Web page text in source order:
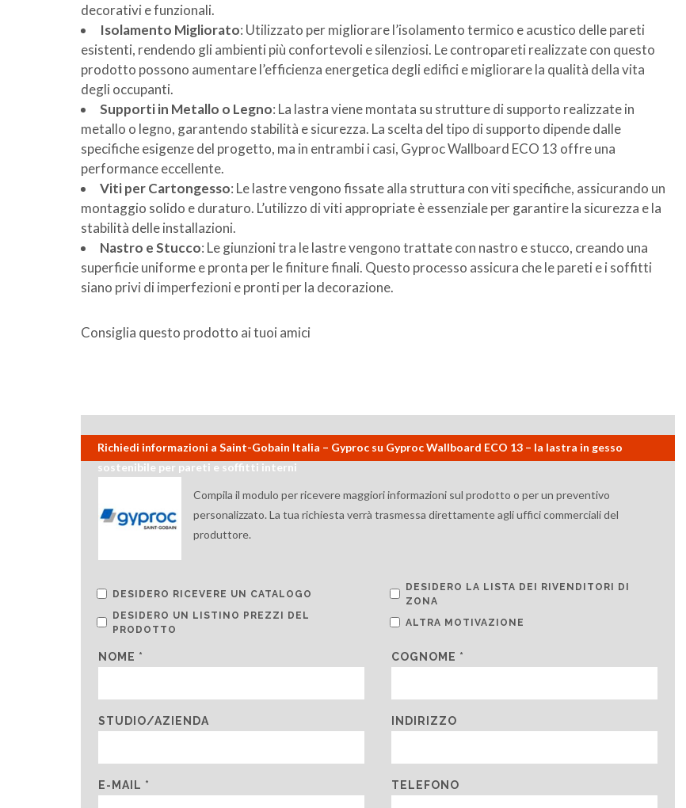
decorativi e funzionali.
Isolamento Migliorato: Utilizzato per migliorare l’isolamento termico e acustico delle pareti
esistenti, rendendo gli ambienti più confortevoli e silenziosi. Le contropareti realizzate con questo
prodotto possono aumentare l’efficienza energetica degli edifici e migliorare la qualità della vita
degli occupanti.
Supporti in Metallo o Legno: La lastra viene montata su strutture di supporto realizzate in
metallo o legno, garantendo stabilità e sicurezza. La scelta del tipo di supporto dipende dalle
specifiche esigenze del progetto, ma in entrambi i casi, Gyproc Wallboard ECO 13 offre una
performance eccellente.
Viti per Cartongesso: Le lastre vengono fissate alla struttura con viti specifiche, assicurando un
montaggio solido e duraturo. L’utilizzo di viti appropriate è essenziale per garantire la sicurezza e la
stabilità delle installazioni.
Nastro e Stucco: Le giunzioni tra le lastre vengono trattate con nastro e stucco, creando una
superficie uniforme e pronta per le finiture finali. Questo processo assicura che le pareti e i soffitti
siano privi di imperfezioni e pronti per la decorazione.
Consiglia questo prodotto ai tuoi amici
Richiedi informazioni a Saint-Gobain Italia – Gyproc su Gyproc Wallboard ECO 13 – la lastra in gesso
sostenibile per pareti e soffitti interni
Compila il modulo per ricevere maggiori informazioni sul prodotto o per un preventivo
personalizzato. La tua richiesta verrà trasmessa direttamente agli uffici commerciali del
produttore.
DESIDERO RICEVERE UN CATALOGO
DESIDERO LA LISTA DEI RIVENDITORI DI
ZONA
DESIDERO UN LISTINO PREZZI DEL
PRODOTTO
ALTRA MOTIVAZIONE
NOME * COGNOME *
STUDIO/AZIENDA INDIRIZZO
E-MAIL * TELEFONO